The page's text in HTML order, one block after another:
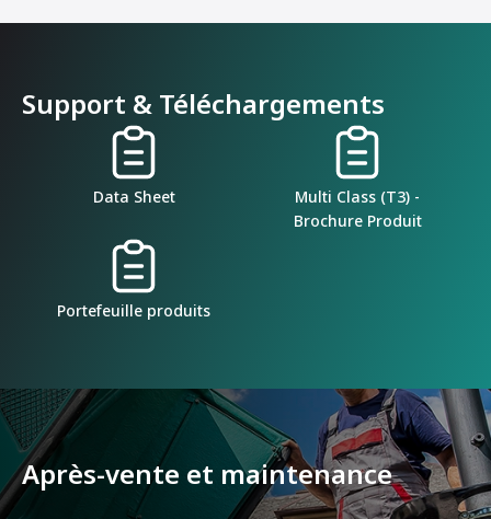
Support & Téléchargements
Data Sheet
Multi Class (T3) -
Brochure Produit
Portefeuille produits
Après-vente et maintenance